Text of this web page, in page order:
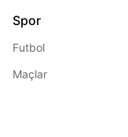
Spor
Futbol
Maçlar